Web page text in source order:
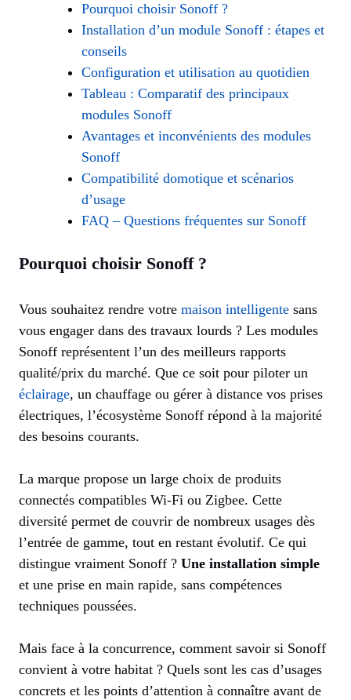
Pourquoi choisir Sonoff ?
Installation d’un module Sonoff : étapes et
conseils
Configuration et utilisation au quotidien
Tableau : Comparatif des principaux
modules Sonoff
Avantages et inconvénients des modules
Sonoff
Compatibilité domotique et scénarios
d’usage
FAQ – Questions fréquentes sur Sonoff
Pourquoi choisir Sonoff ?
Vous souhaitez rendre votre maison intelligente sans
vous engager dans des travaux lourds ? Les modules
Sonoff représentent l’un des meilleurs rapports
qualité/prix du marché. Que ce soit pour piloter un
éclairage, un chauffage ou gérer à distance vos prises
électriques, l’écosystème Sonoff répond à la majorité
des besoins courants.
La marque propose un large choix de produits
connectés compatibles Wi-Fi ou Zigbee. Cette
diversité permet de couvrir de nombreux usages dès
l’entrée de gamme, tout en restant évolutif. Ce qui
distingue vraiment Sonoff ? Une installation simple
et une prise en main rapide, sans compétences
techniques poussées.
Mais face à la concurrence, comment savoir si Sonoff
convient à votre habitat ? Quels sont les cas d’usages
concrets et les points d’attention à connaître avant de